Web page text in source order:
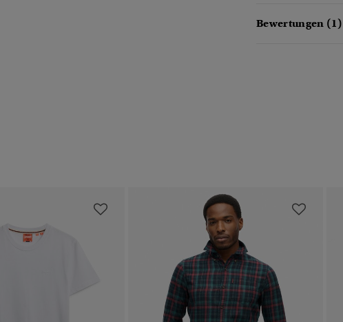
Bewertungen (1)